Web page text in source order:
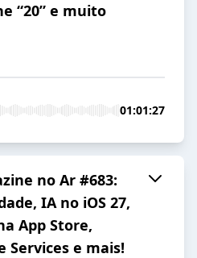
“20” e muito
01:01:27
no Ar #683:
IA no iOS 27,
App Store,
Services e mais!